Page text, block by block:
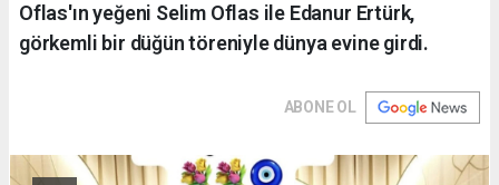
Oflas'ın yeğeni Selim Oflas ile Edanur Ertürk,
görkemli bir düğün töreniyle dünya evine girdi.
ABONE OL